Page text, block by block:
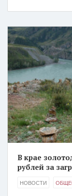
В крае
рублей за
НОВОСТИ